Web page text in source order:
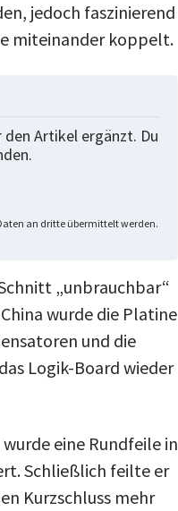
jedoch faszinierend
miteinander koppelt.
Artikel ergänzt. Du
an dritte übermittelt werden.
„unbrauchbar“
wurde die Platine
und die
Logik-Board wieder
eine Rundfeile in
Schließlich feilte er
Kurzschluss mehr